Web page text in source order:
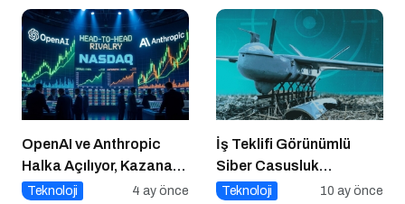
OpenAI ve Anthropic
Halka Açılıyor, Kazanan
Kim?
Teknoloji 4 ay önce
İş Teklifi Görünümlü
Siber Casusluk
Operasyonu
Teknoloji 10 ay önce